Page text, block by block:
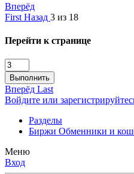
Вперёд
First Назад 3 из 18
Перейти к странице
Выполнить
Вперёд Last
Войдите или
Разделы
Биржи Обменники и
Меню
Вход